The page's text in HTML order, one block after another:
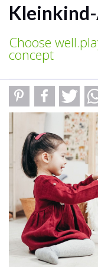
Choose
concept